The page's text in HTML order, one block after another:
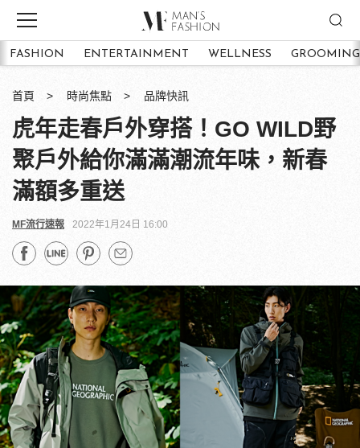
FASHION ENTERTAINMENT WELLNESS GROOMING
首頁 時尚焦點 品牌快訊
虎年走春戶外穿搭！GO WILD野
聚戶外給你滿滿潮流年味，新春
滿額多重送
MF流行速報 2022年1月24日 16:00